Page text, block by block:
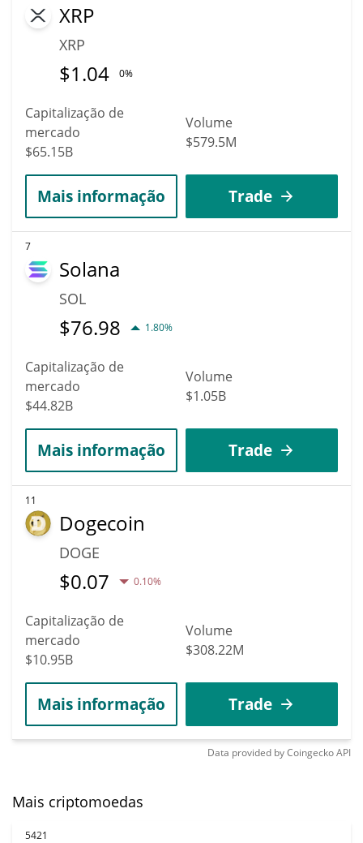
XRP
XRP
$1.04 0%
Capitalização de
mercado
$65.15B
Volume
$579.5M
Mais informação Trade
7
Solana
SOL
$76.98 1.80%
Capitalização de
mercado
$44.82B
Volume
$1.05B
Mais informação Trade
11
Dogecoin
DOGE
$0.07 0.10%
Capitalização de
mercado
$10.95B
Volume
$308.22M
Mais informação Trade
Data provided byCoingeckoAPI
Mais criptomoedas
5421